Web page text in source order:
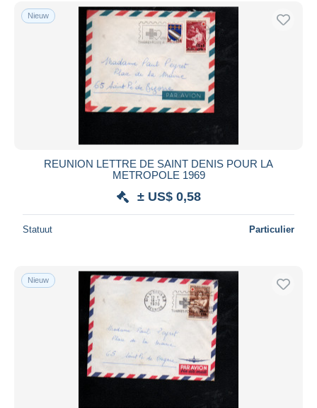
Gratis levering
Betaalmiddelen
PayPal
Bankoverschrijving
Visa
Maestro
Woonplaats van de verkoper
Toepassen
Nieuw
REUNION LETTRE DE SAINT DENIS POUR LA
METROPOLE 1969
± US$ 0,58
Statuut Particulier
Nieuw